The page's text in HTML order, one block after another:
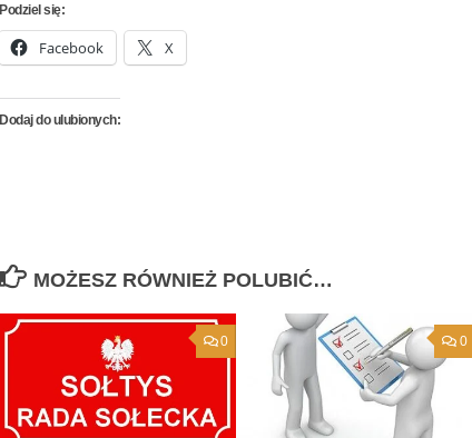
Podziel się:
Facebook X
Dodaj do ulubionych:
MOŻESZ RÓWNIEŻ POLUBIĆ…
0 0